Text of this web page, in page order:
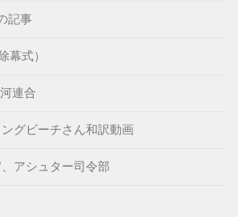
記事
幕式）
連合
グビーチさん和訳動画
アシュター司令部